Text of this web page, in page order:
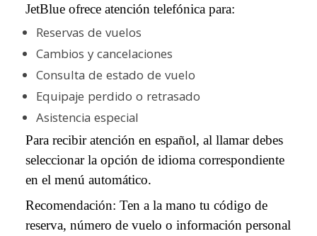
JetBlue ofrece atención telefónica para:
Reservas de vuelos
Cambios y cancelaciones
Consulta de estado de vuelo
Equipaje perdido o retrasado
Asistencia especial
Para recibir atención en español, al llamar debes
seleccionar la opción de idioma correspondiente
en el menú automático.
Recomendación: Ten a la mano tu código de
reserva, número de vuelo o información personal